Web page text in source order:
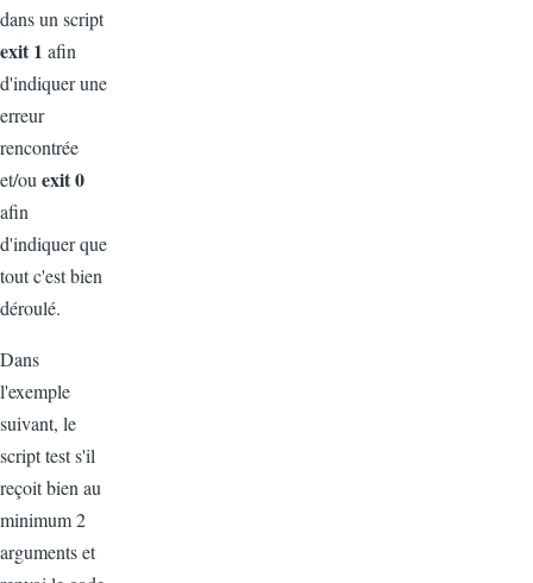
dans un script
exit 1 afin
d'indiquer une
erreur
rencontrée
et/ou exit 0
afin
d'indiquer que
tout c'est bien
déroulé.
Dans
l'exemple
suivant, le
script test s'il
reçoit bien au
minimum 2
arguments et